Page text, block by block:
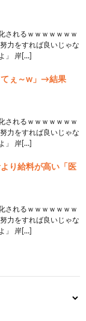
されるｗｗｗｗｗｗｗ
力をすれば良いじゃな
」 岸[…]
てぇ～w」→結果
されるｗｗｗｗｗｗｗ
力をすれば良いじゃな
」 岸[…]
り給料が高い「医
されるｗｗｗｗｗｗｗ
力をすれば良いじゃな
」 岸[…]